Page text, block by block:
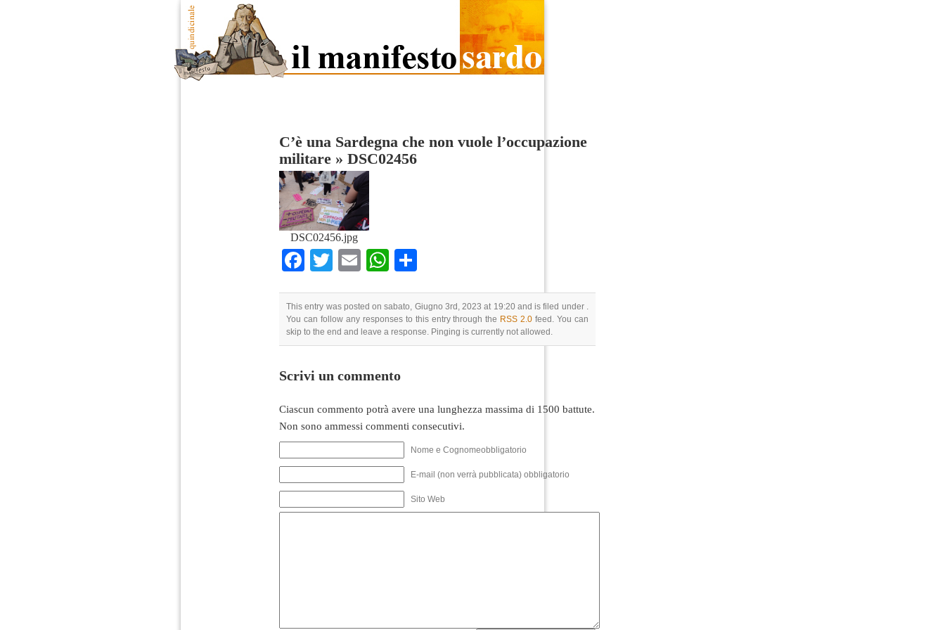
C’è una Sardegna che non vuole l’occupazione
militare » DSC02456
DSC02456.jpg
Facebook
TwitterEmailWhatsApp
This entry was posted on sabato, Giugno 3rd, 2023 at 19:20 and is filed under .
You can follow any responses to this entry through the RSS 2.0 feed. You can
skip to the end and leave a response. Pinging is currently not allowed.
Scrivi un commento
Ciascun commento potrà avere una lunghezza massima di 1500 battute.
Non sono ammessi commenti consecutivi.
Nome e Cognomeobbligatorio
E-mail (non verrà pubblicata) obbligatorio
Sito Web